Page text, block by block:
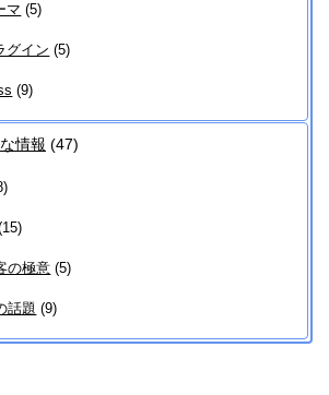
マ (5)
グイン (5)
(9)
情報 (47)
の極意 (5)
話題 (9)